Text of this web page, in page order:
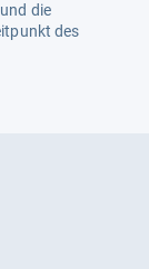
die
des